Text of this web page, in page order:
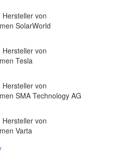
von
SolarWorld
von
Tesla
von
SMA Technology AG
von
Varta